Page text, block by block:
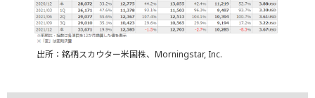
出所：銘柄スカウター米国株、Morningstar, Inc.